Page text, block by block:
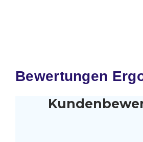
Bewertungen